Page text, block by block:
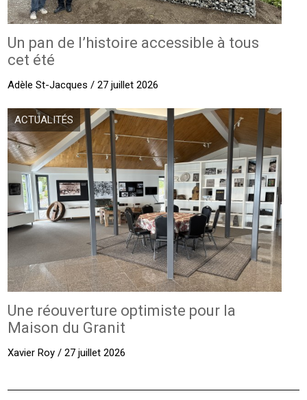
Un pan de l’histoire accessible à tous
cet été
Adèle St-Jacques / 27 juillet 2026
ACTUALITÉS
Une réouverture optimiste pour la
Maison du Granit
Xavier Roy / 27 juillet 2026